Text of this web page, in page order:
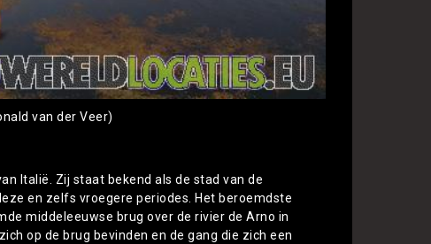
van der Veer)
Italië. Zij staat bekend als de stad van de
en zelfs vroegere periodes. Het beroemdste
middeleeuwse brug over de rivier de Arno in
op de brug bevinden en de gang die zich een